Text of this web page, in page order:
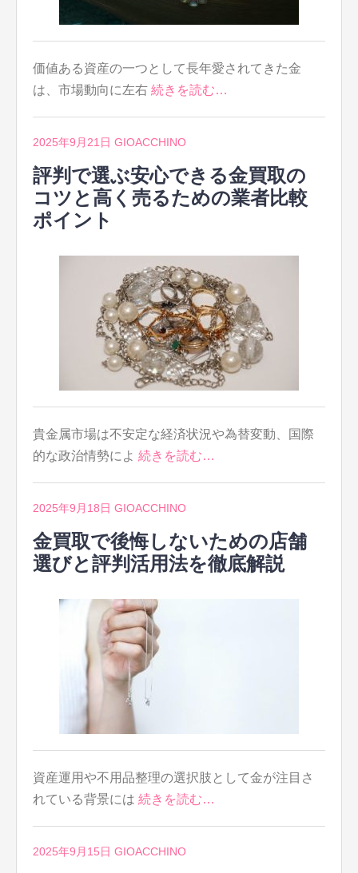
価値ある資産の一つとして長年愛されてきた金
は、市場動向に左右 続きを読む…
2025年9月21日 GIOACCHINO
評判で選ぶ安心できる金買取の
コツと高く売るための業者比較
ポイント
貴金属市場は不安定な経済状況や為替変動、国際
的な政治情勢によ 続きを読む…
2025年9月18日 GIOACCHINO
金買取で後悔しないための店舗
選びと評判活用法を徹底解説
資産運用や不用品整理の選択肢として金が注目さ
れている背景には 続きを読む…
2025年9月15日 GIOACCHINO